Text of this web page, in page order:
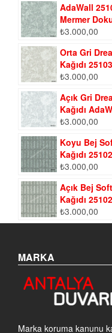
AdaWall
Mermer
₺3.000,00
Orta Gri
Kağıdı
₺3.000,00
Açık Gri
Kağıdı
₺3.000,00
Koyu Bej
Kağıdı
₺3.000,00
Açık Bej
Kağıdı
₺3.000,00
MARKA
Marka koruma kanunu